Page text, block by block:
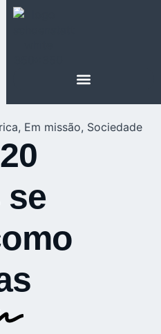
, Em missão, Sociedade
se